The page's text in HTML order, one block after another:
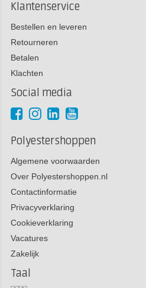
Klantenservice
Bestellen en leveren
Retourneren
Betalen
Klachten
Social media
Polyestershoppen
Algemene voorwaarden
Over Polyestershoppen.nl
Contactinformatie
Privacyverklaring
Cookieverklaring
Vacatures
Zakelijk
Taal